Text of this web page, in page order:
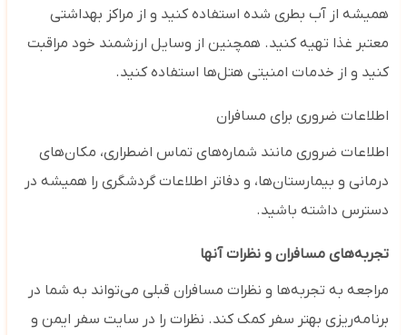
همیشه از آب بطری‌ شده استفاده کنید و از مراکز بهداشتی
معتبر غذا تهیه کنید. همچنین از وسایل ارزشمند خود مراقبت
کنید و از خدمات امنیتی هتل‌ها استفاده کنید.
اطلاعات ضروری برای مسافران
اطلاعات ضروری مانند شماره‌های تماس اضطراری، مکان‌های
درمانی و بیمارستان‌ها، و دفاتر اطلاعات گردشگری را همیشه در
دسترس داشته باشید.
تجربه‌های مسافران و نظرات آنها
مراجعه به تجربه‌ها و نظرات مسافران قبلی می‌تواند به شما در
برنامه‌ریزی بهتر سفر کمک کند. نظرات را در سایت‌ سفر ایمن و